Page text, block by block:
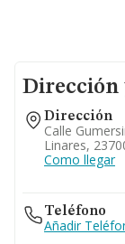
Dirección
Dirección
Calle
Linares,
Como llegar
Teléfono
Añadir